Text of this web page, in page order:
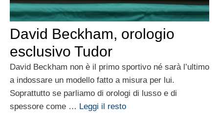
David Beckham, orologio
esclusivo Tudor
David Beckham non è il primo sportivo né sarà l’ultimo
a indossare un modello fatto a misura per lui.
Soprattutto se parliamo di orologi di lusso e di
spessore come … Leggi il resto